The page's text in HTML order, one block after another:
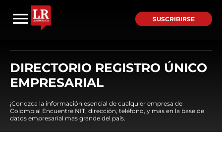
SUSCRIBIRSE
DIRECTORIO REGISTRO ÚNICO
EMPRESARIAL
¡Conozca la información esencial de cualquier empresa de
Colombia! Encuentre NIT, dirección, teléfono, y mas en la base de
datos empresarial mas grande del país.